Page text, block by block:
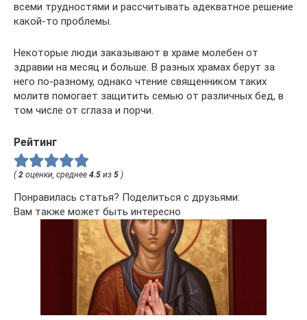
всеми трудностями и рассчитывать адекватное решение
какой-то проблемы.
Некоторые люди заказывают в храме молебен от
здравии на месяц и больше. В разных храмах берут за
него по-разному, однако чтение священником таких
молитв помогает защитить семью от различных бед, в
том числе от сглаза и порчи.
Рейтинг
( 2 оценки, среднее 4.5 из 5 )
Понравилась статья? Поделиться с друзьями:
Вам также может быть интересно